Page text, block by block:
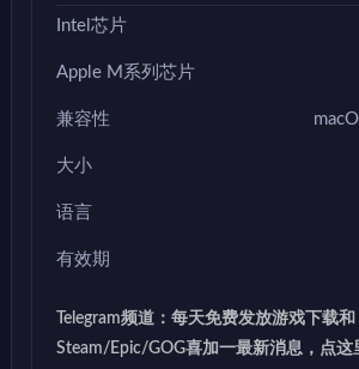
Intel芯片
Apple M系列芯片
兼容性
大小
语言
有效期
Telegram频道：每天免费发放游戏下载和
Steam/Epic/GOG喜加一最新消息，点这